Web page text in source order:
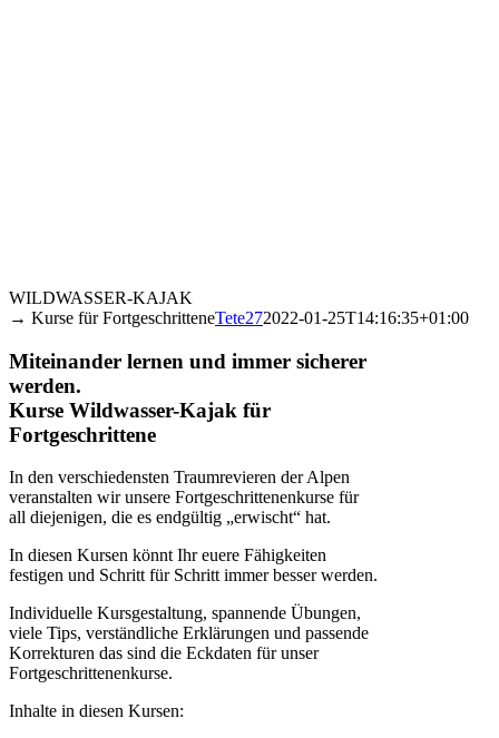
WILDWASSER-KAJAK
→ Kurse für FortgeschritteneTete272022-01-25T14:16:35+01:00
Miteinander lernen und immer sicherer
werden.
Kurse Wildwasser-Kajak für
Fortgeschrittene
In den verschiedensten Traumrevieren der Alpen
veranstalten wir unsere Fortgeschrittenenkurse für
all diejenigen, die es endgültig „erwischt“ hat.
In diesen Kursen könnt Ihr euere Fähigkeiten
festigen und Schritt für Schritt immer besser werden.
Individuelle Kursgestaltung, spannende Übungen,
viele Tips, verständliche Erklärungen und passende
Korrekturen das sind die Eckdaten für unser
Fortgeschrittenenkurse.
Inhalte in diesen Kursen: